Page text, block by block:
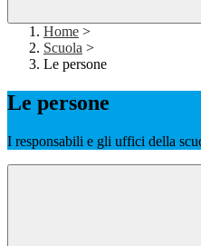
Home >
Scuola >
Le persone
Le persone
I responsabili e gli uffici della